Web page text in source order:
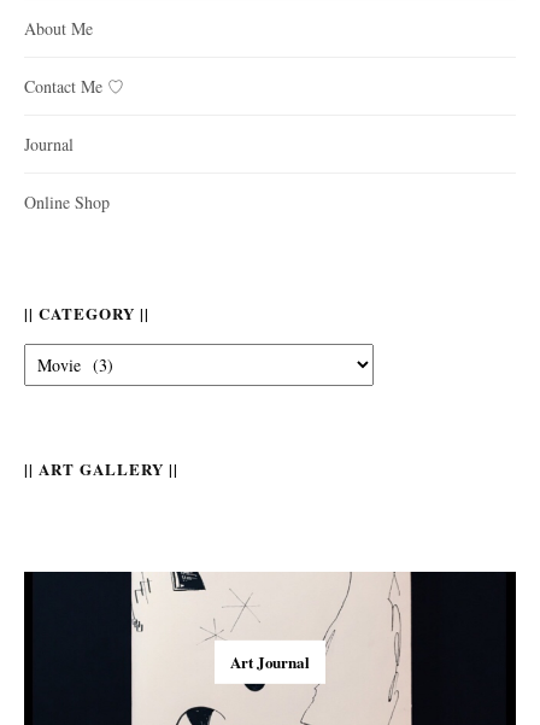
About Me
Contact Me ♡
Journal
Online Shop
|| CATEGORY ||
Category
|| ART GALLERY ||
Art Journal